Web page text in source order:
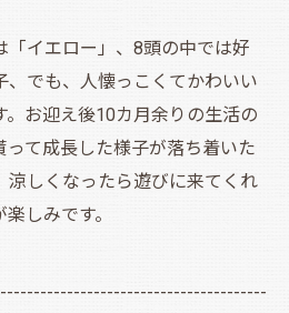
イエロー」、8頭の中では好
、でも、人懐っこくてかわいい
。お迎え後10カ月余りの生活の
って成長した様子が落ち着いた
涼しくなったら遊びに来てくれ
しみです。